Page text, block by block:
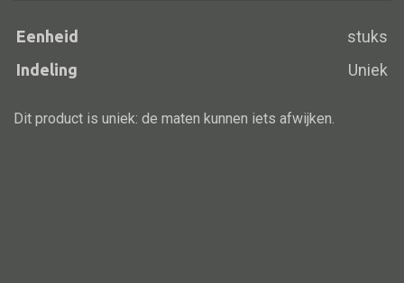
Bank IJzer
Eenheid stuks
Indeling Uniek
Dit product is uniek: de maten kunnen iets afwijken.